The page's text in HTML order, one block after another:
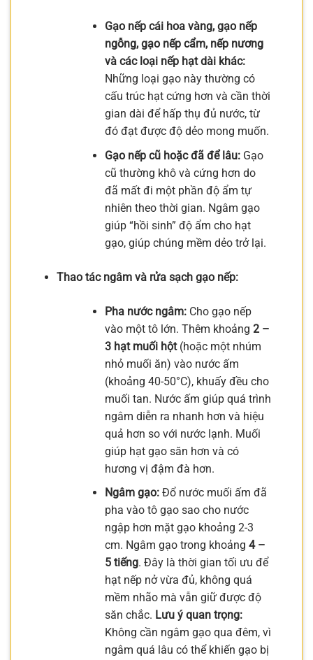
Gạo nếp cái hoa vàng, gạo nếp
ngỗng, gạo nếp cẩm, nếp nương
và các loại nếp hạt dài khác:
Những loại gạo này thường có
cấu trúc hạt cứng hơn và cần thời
gian dài để hấp thụ đủ nước, từ
đó đạt được độ dẻo mong muốn.
Gạo nếp cũ hoặc đã để lâu:Gạo
cũ thường khô và cứng hơn do
đã mất đi một phần độ ẩm tự
nhiên theo thời gian. Ngâm gạo
giúp “hồi sinh” độ ẩm cho hạt
gạo, giúp chúng mềm dẻo trở lại.
Thao tác ngâm và rửa sạch gạo nếp:
Pha nước ngâm:Cho gạo nếp
vào một tô lớn. Thêm khoảng 2 –
3 hạt muối hột(hoặc một nhúm
nhỏ muối ăn) vào nước ấm
(khoảng 40-50°C), khuấy đều cho
muối tan. Nước ấm giúp quá trình
ngâm diễn ra nhanh hơn và hiệu
quả hơn so với nước lạnh. Muối
giúp hạt gạo săn hơn và có
hương vị đậm đà hơn.
Ngâm gạo:Đổ nước muối ấm đã
pha vào tô gạo sao cho nước
ngập hơn mặt gạo khoảng 2-3
cm. Ngâm gạo trong khoảng 4 –
5 tiếng. Đây là thời gian tối ưu để
hạt nếp nở vừa đủ, không quá
mềm nhão mà vẫn giữ được độ
săn chắc. Lưu ý quan trọng:
Không cần ngâm gạo qua đêm, vì
ngâm quá lâu có thể khiến gạo bị